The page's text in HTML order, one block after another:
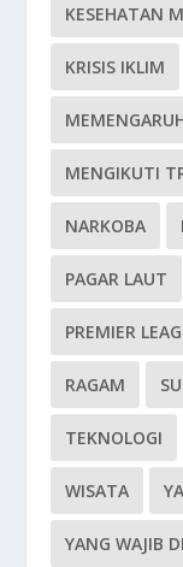
KESEHATAN
KRISIS IKLIM
MENGIKUTI
NARKOBA
PAGAR LAUT
PREMIER
RAGAM
TEKNOLOGI
WISATA
YANG WAJIB